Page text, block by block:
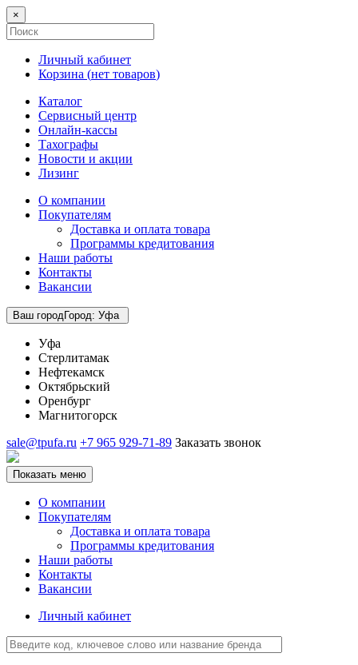
×
Личный кабинет
Корзина (нет товаров)
Каталог
Сервисный центр
Онлайн-кассы
Тахографы
Новости и акции
Лизинг
О компании
Покупателям
Доставка и оплата товара
Программы кредитования
Наши работы
Контакты
Вакансии
Ваш городГород: Уфа
Уфа
Стерлитамак
Нефтекамск
Октябрьский
Оренбург
Магнитогорск
sale@tpufa.ru +7 965 929-71-89 Заказать звонок
Показать меню
О компании
Покупателям
Доставка и оплата товара
Программы кредитования
Наши работы
Контакты
Вакансии
Личный кабинет